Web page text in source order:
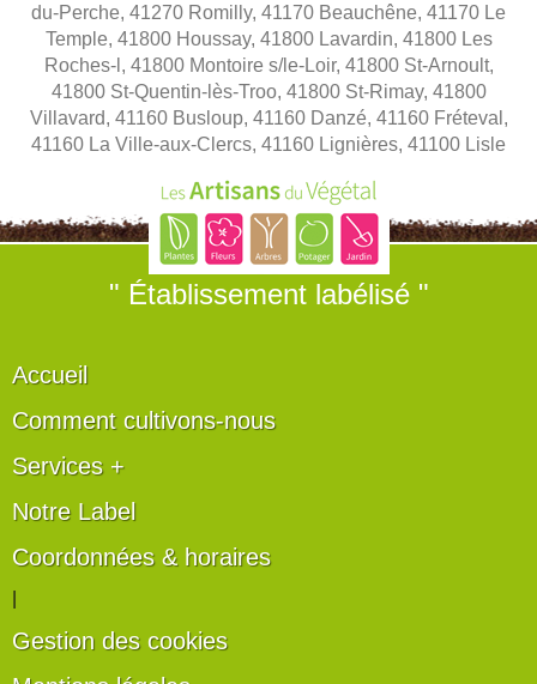
du-Perche, 41270 Romilly, 41170 Beauchêne, 41170 Le
Temple, 41800 Houssay, 41800 Lavardin, 41800 Les
Roches-l, 41800 Montoire s/le-Loir, 41800 St-Arnoult,
41800 St-Quentin-lès-Troo, 41800 St-Rimay, 41800
Villavard, 41160 Busloup, 41160 Danzé, 41160 Fréteval,
41160 La Ville-aux-Clercs, 41160 Lignières, 41100 Lisle
" Établissement labélisé "
Accueil
Comment cultivons-nous
Services +
Notre Label
Coordonnées & horaires
Gestion des cookies